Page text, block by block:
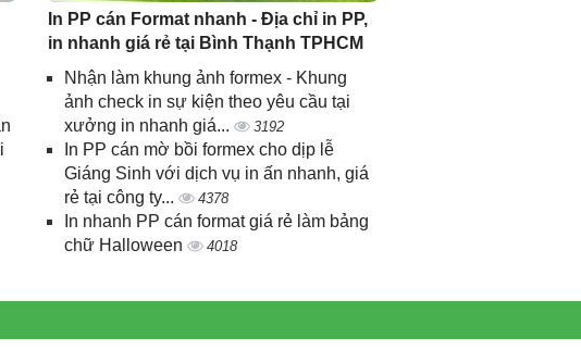
In PP cán Format nhanh - Địa chỉ in PP,
in nhanh giá rẻ tại Bình Thạnh TPHCM
Nhận làm khung ảnh formex - Khung
ảnh check in sự kiện theo yêu cầu tại
xưởng in nhanh giá...
3192
In PP cán mờ bồi formex cho dịp lễ
Giáng Sinh với dịch vụ in ấn nhanh, giá
rẻ tại công ty...
4378
In nhanh PP cán format giá rẻ làm bảng
chữ Halloween
4018